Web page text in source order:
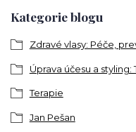
Kategorie blogu
Zdravé vlasy: Péče,
Úprava účesu a styling:
Terapie
Jan Pešan